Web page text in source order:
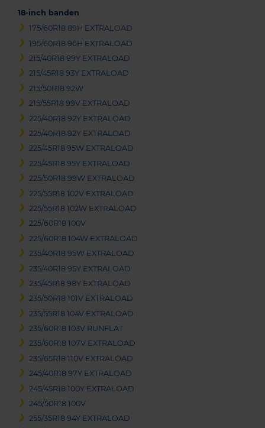
18-inch banden
175/60R18 89H EXTRALOAD
195/60R18 96H EXTRALOAD
215/40R18 89Y EXTRALOAD
215/45R18 93Y EXTRALOAD
215/50R18 92W
215/55R18 99V EXTRALOAD
225/40R18 92Y EXTRALOAD
225/40R18 92Y EXTRALOAD
225/45R18 95W EXTRALOAD
225/45R18 95Y EXTRALOAD
225/50R18 99W EXTRALOAD
225/55R18 102V EXTRALOAD
225/55R18 102W EXTRALOAD
225/60R18 100V
225/60R18 104W EXTRALOAD
235/40R18 95W EXTRALOAD
235/40R18 95Y EXTRALOAD
235/45R18 98Y EXTRALOAD
235/50R18 101V EXTRALOAD
235/55R18 104V EXTRALOAD
235/60R18 103V RUNFLAT
235/60R18 107V EXTRALOAD
235/65R18 110V EXTRALOAD
245/40R18 97Y EXTRALOAD
245/45R18 100Y EXTRALOAD
245/50R18 100V
255/35R18 94Y EXTRALOAD